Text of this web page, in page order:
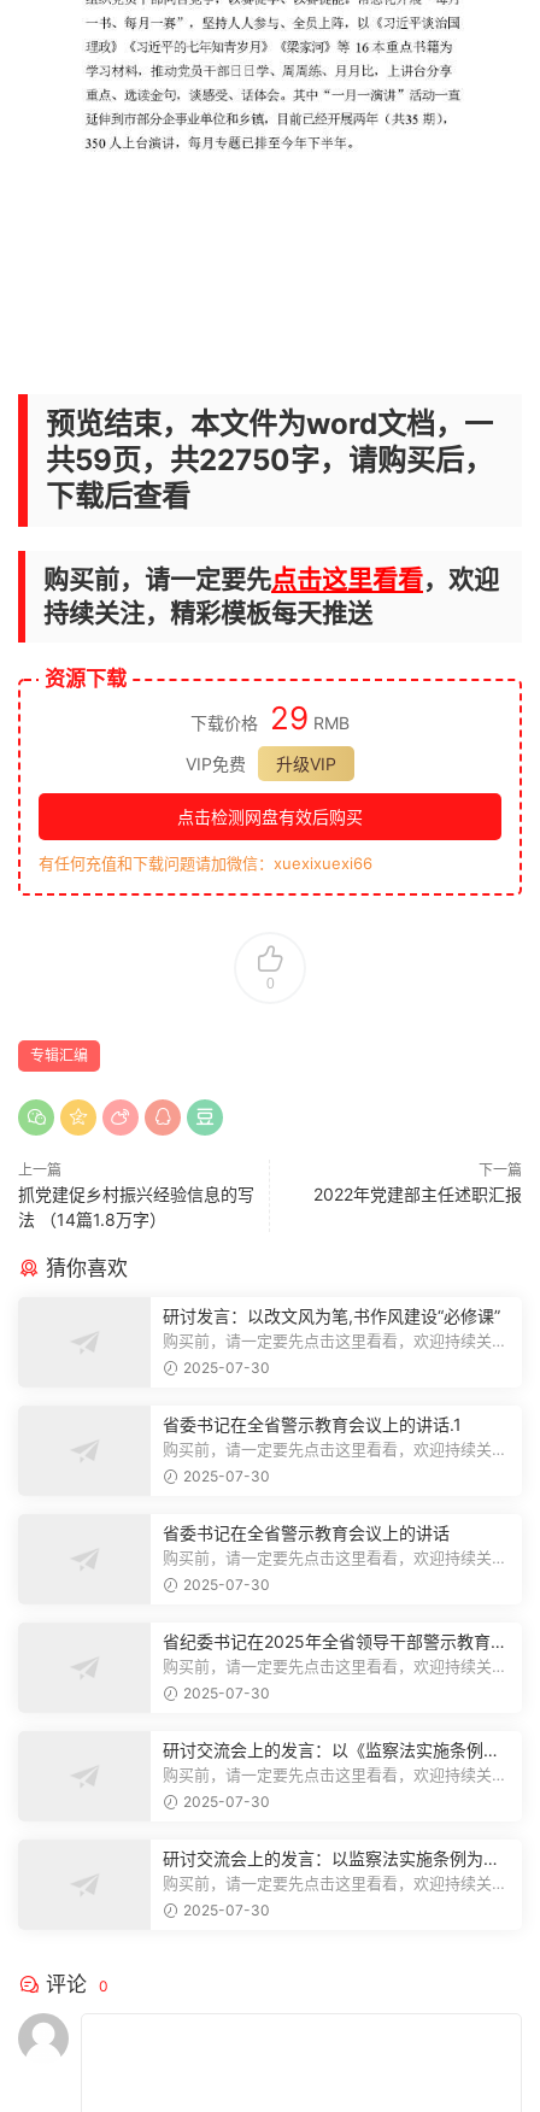
预览结束，本文件为word文档，一
共59页，共22750字，请购买后，
下载后查看
购买前，请一定要先点击这里看看，欢迎
持续关注，精彩模板每天推送
资源下载
下载价格 29 RMB
VIP免费
升级VIP
点击检测网盘有效后购买
有任何充值和下载问题请加微信：xuexixuexi66
0
专辑汇编
上一篇
抓党建促乡村振兴经验信息的写
法 （14篇1.8万字）
下一篇
2022年党建部主任述职汇报
猜你喜欢
研讨发言：以改文风为笔,书作风建设“必修课”
购买前，请一定要先点击这里看看，欢迎持续关
注，精彩模板每天推送预览结束，本文...
2025-07-30
省委书记在全省警示教育会议上的讲话.1
购买前，请一定要先点击这里看看，欢迎持续关
注，精彩模板每天推送预览结束，本文...
2025-07-30
省委书记在全省警示教育会议上的讲话
购买前，请一定要先点击这里看看，欢迎持续关
注，精彩模板每天推送预览结束，本文...
2025-07-30
省纪委书记在2025年全省领导干部警示教育会
上的讲话.1
购买前，请一定要先点击这里看看，欢迎持续关
注，精彩模板每天推送预览结束，本文...
2025-07-30
研讨交流会上的发言：以《监察法实施条例》
为纲,推动巡察工作高质量发展
购买前，请一定要先点击这里看看，欢迎持续关
注，精彩模板每天推送预览结束，本文...
2025-07-30
研讨交流会上的发言：以监察法实施条例为纲
推动巡察工作高质量发展
购买前，请一定要先点击这里看看，欢迎持续关
注，精彩模板每天推送预览结束，本文...
2025-07-30
评论 0